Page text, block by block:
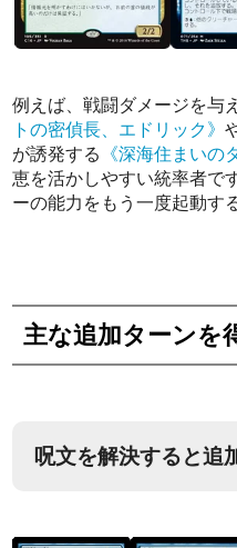
例えば、戦闘ダメージを与
トの密偵長、エドリック》
が誘発する 《深海住まいの
恵を活かしやすい統率者で
ーの能力をもう一度起動す
主な追加ターンを
呪文を解決すると追